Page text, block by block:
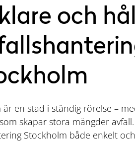
och
är en stad i ständig rörelse –
skapar stora mängder
Stockholm både enkelt